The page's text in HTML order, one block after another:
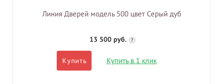
Линия Дверей модель 500 цвет Серый дуб
13 500 руб. ?
Купить Купить в 1 клик